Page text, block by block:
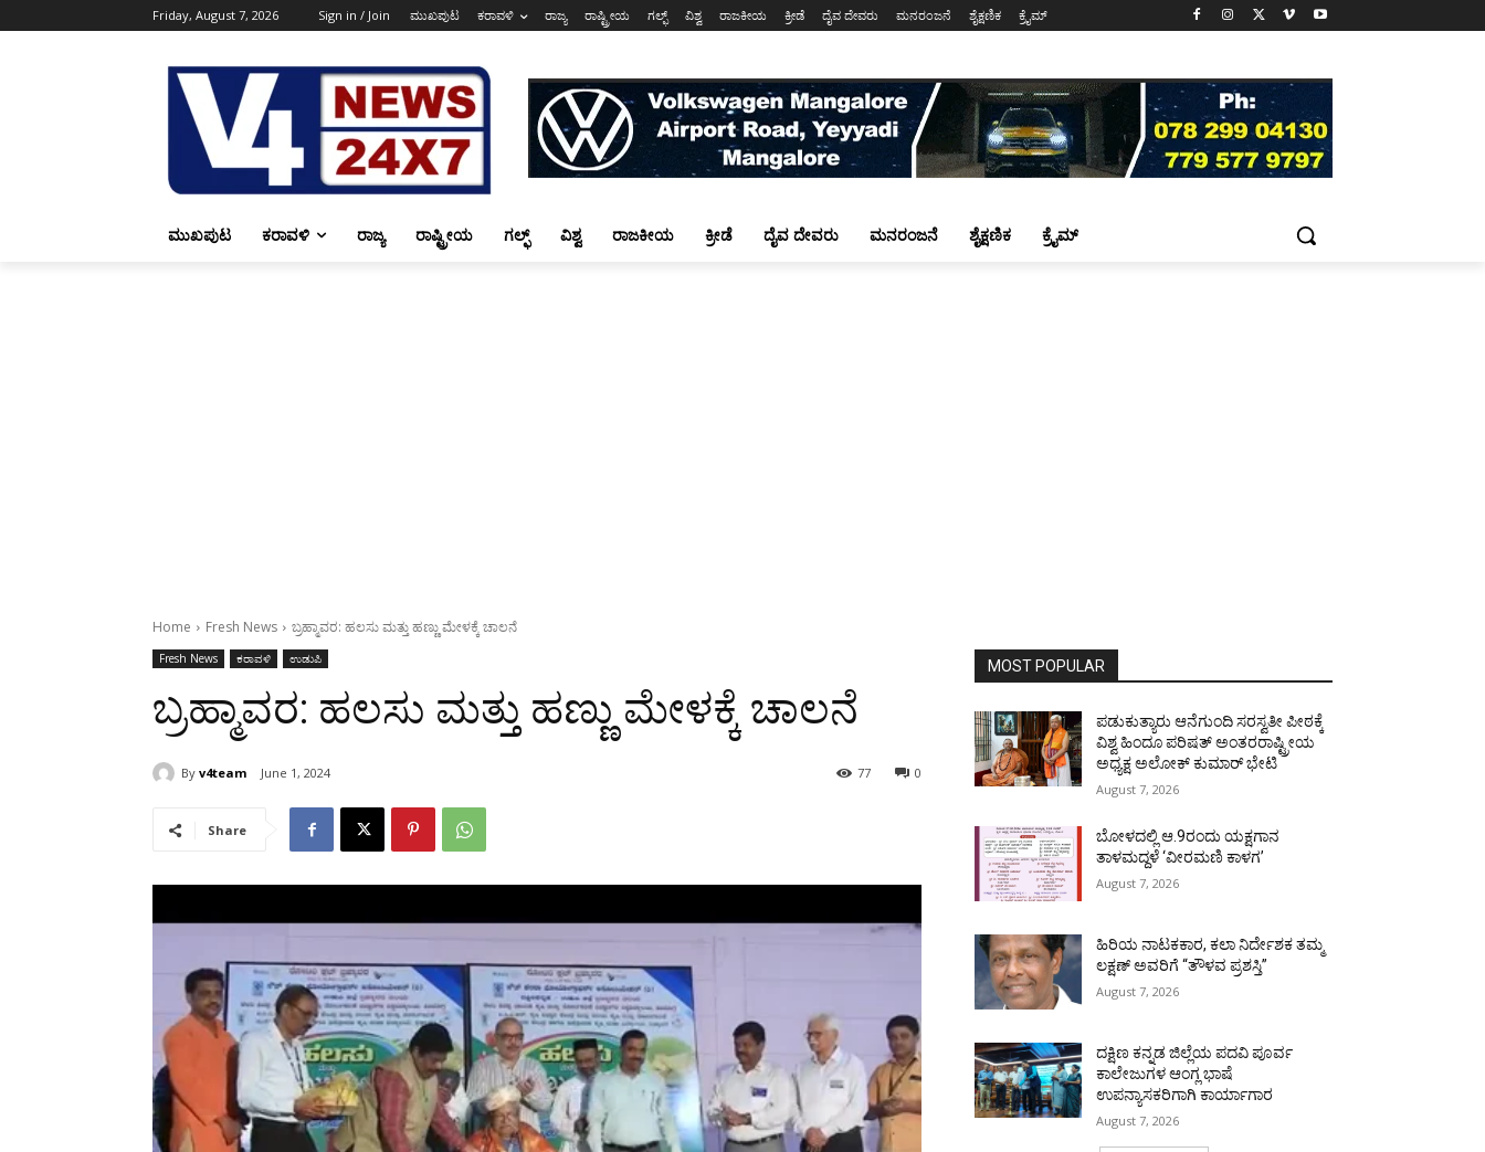
Friday, August 7, 2026 Sign in / Join ಮುಖಪುಟ ಕರಾವಳಿ ರಾಜ್ಯ ರಾಷ್ಟ್ರೀಯ ಗಲ್ಫ್ ವಿಶ್ವ ರಾಜಕೀಯ ಕ್ರೀಡೆ ದೈವ ದೇವರು ಮನರಂಜನೆ ಶೈಕ್ಷಣಿಕ ಕ್ರೈಮ್
ಮುಖಪುಟ ಕರಾವಳಿ ರಾಜ್ಯ ರಾಷ್ಟ್ರೀಯ ಗಲ್ಫ್ ವಿಶ್ವ ರಾಜಕೀಯ ಕ್ರೀಡೆ ದೈವ ದೇವರು ಮನರಂಜನೆ ಶೈಕ್ಷಣಿಕ ಕ್ರೈಮ್
Home Fresh News ಬ್ರಹ್ಮಾವರ: ಹಲಸು ಮತ್ತು ಹಣ್ಣು ಮೇಳಕ್ಕೆ ಚಾಲನೆ
Fresh News ಕರಾವಳಿ ಉಡುಪಿ
ಬ್ರಹ್ಮಾವರ: ಹಲಸು ಮತ್ತು ಹಣ್ಣು ಮೇಳಕ್ಕೆ ಚಾಲನೆ
By v4team June 1, 2024 0
77
Share
MOST POPULAR
ಪಡುಕುತ್ಯಾರು ಆನೆಗುಂದಿ ಸರಸ್ವತೀ ಪೀಠಕ್ಕೆ
ವಿಶ್ವ ಹಿಂದೂ ಪರಿಷತ್ ಅಂತರರಾಷ್ಟ್ರೀಯ
ಅಧ್ಯಕ್ಷ ಅಲೋಕ್ ಕುಮಾರ್ ಭೇಟಿ
August 7, 2026
ಬೋಳದಲ್ಲಿ ಆ.9ರಂದು ಯಕ್ಷಗಾನ
ತಾಳಮದ್ದಳೆ ‘ವೀರಮಣಿ ಕಾಳಗ’
August 7, 2026
ಹಿರಿಯ ನಾಟಕಕಾರ, ಕಲಾ ನಿರ್ದೇಶಕ ತಮ್ಮ
ಲಕ್ಷಣ್ ಅವರಿಗೆ “ತೌಳವ ಪ್ರಶಸ್ತಿ”
August 7, 2026
ದಕ್ಷಿಣ ಕನ್ನಡ ಜಿಲ್ಲೆಯ ಪದವಿ ಪೂರ್ವ
ಕಾಲೇಜುಗಳ ಆಂಗ್ಲ ಭಾಷೆ
ಉಪನ್ಯಾಸಕರಿಗಾಗಿ ಕಾರ್ಯಾಗಾರ
August 7, 2026